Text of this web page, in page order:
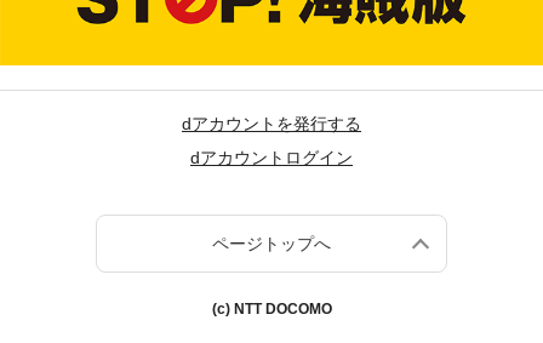
dアカウントを発行する
dアカウントログイン
ページトップへ
(c) NTT DOCOMO